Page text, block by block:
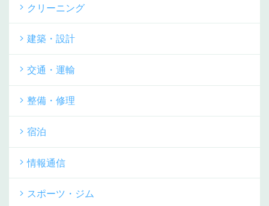
クリーニング
建築・設計
交通・運輸
整備・修理
宿泊
情報通信
スポーツ・ジム